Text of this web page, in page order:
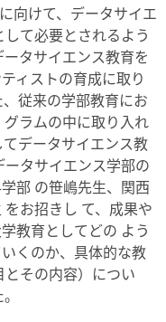
向けて、データサイエ
て必要とされるよう
タサイエンス教育を
ィストの育成に取り
従来の学部教育にお
ラムの中に取り入れ
データサイエンス教
タサイエンス学部の
部 の笹嶋先生、関西
お招きし て、成果や
教育としてどの よう
くのか、具体的な教
その内容）につい